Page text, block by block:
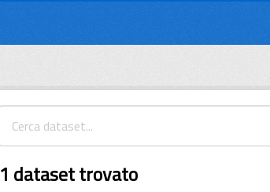
1 dataset trovato